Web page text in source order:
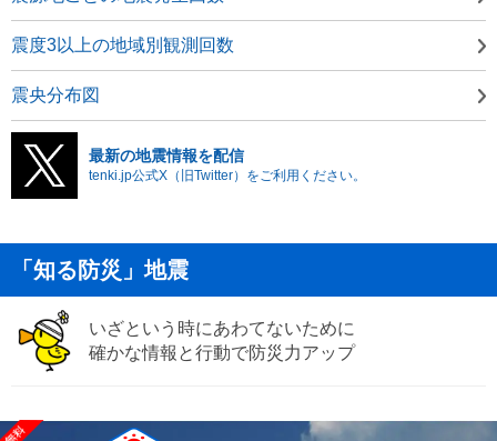
震度3以上の地域別観測回数
震央分布図
最新の地震情報を配信
tenki.jp公式X（旧Twitter）をご利用ください。
「知る防災」地震
いざという時にあわてないために
確かな情報と行動で防災力アップ